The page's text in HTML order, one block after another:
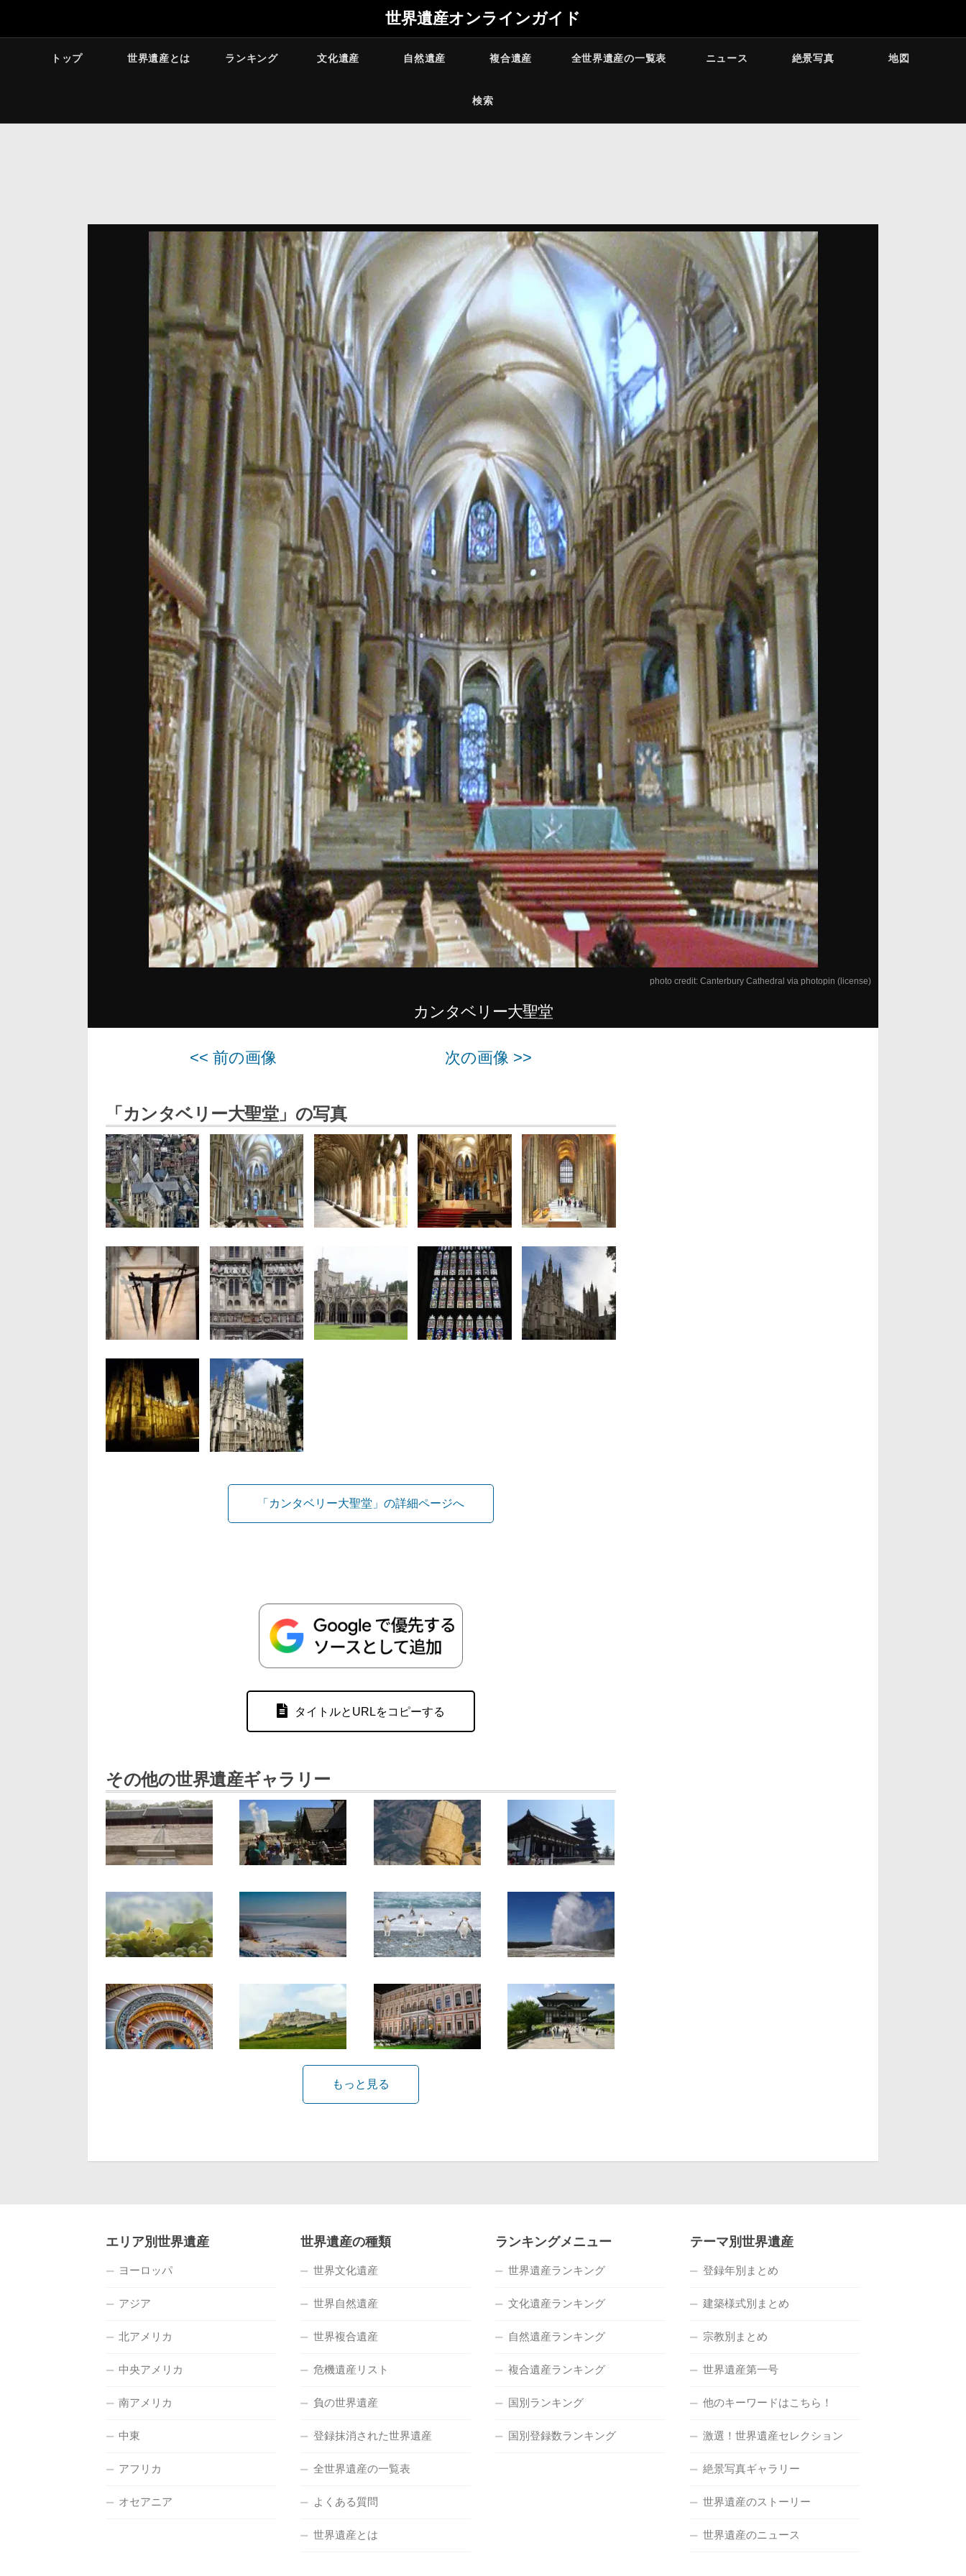
世界遺産オンラインガイド
トップ 世界遺産とは ランキング 文化遺産 自然遺産 複合遺産 全世界遺産の一覧表 ニュース 絶景写真 地図
検索
photo credit: Canterbury Cathedral via photopin (license)
カンタベリー大聖堂
<< 前の画像 次の画像 >>
「カンタベリー大聖堂」の写真
「カンタベリー大聖堂」の詳細ページへ
タイトルとURLをコピーする
その他の世界遺産ギャラリー
もっと見る
エリア別世界遺産
ヨーロッパ
アジア
北アメリカ
中央アメリカ
南アメリカ
中東
アフリカ
オセアニア
世界遺産の種類
世界文化遺産
世界自然遺産
世界複合遺産
危機遺産リスト
負の世界遺産
登録抹消された世界遺産
全世界遺産の一覧表
よくある質問
世界遺産とは
ランキングメニュー
世界遺産ランキング
文化遺産ランキング
自然遺産ランキング
複合遺産ランキング
国別ランキング
国別登録数ランキング
テーマ別世界遺産
登録年別まとめ
建築様式別まとめ
宗教別まとめ
世界遺産第一号
他のキーワードはこちら！
激選！世界遺産セレクション
絶景写真ギャラリー
世界遺産のストーリー
世界遺産のニュース